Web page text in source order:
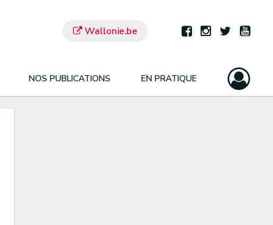
Wallonie.be
NOS PUBLICATIONS EN PRATIQUE